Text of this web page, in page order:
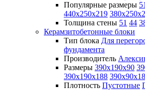
Популярные размеры
440х250х219
Толщина стены 51 44
Керамзитобетонные блоки
Тип блока Для
фундамента
Производитель
Размеры 390х190х90
390х190х188
Плотность Пустотные